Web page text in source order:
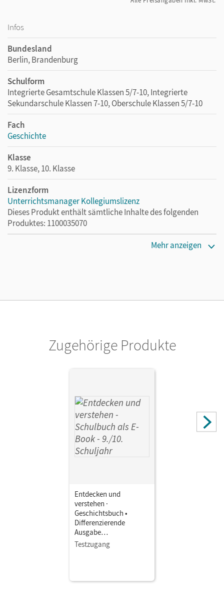
Infos
Bundesland
Berlin, Brandenburg
Schulform
Integrierte Gesamtschule Klassen 5/7-10, Integrierte
Sekundarschule Klassen 7-10, Oberschule Klassen 5/7-10
Fach
Geschichte
Klasse
9. Klasse, 10. Klasse
Lizenzform
Unterrichtsmanager Kollegiumslizenz
Dieses Produkt enthält sämtliche Inhalte des folgenden
Produktes: 1100035070
Unterrichtsmanagers solange das Lehrwerk erhältlich ist.
Mehr anzeigen
Zugehörige Produkte
Entdecken und
verstehen ·
Geschichtsbuch •
Differenzierende
Ausgabe
Berlin/Brandenburg -
Ausgabe ab 2025 · 9./10.
Testzugang